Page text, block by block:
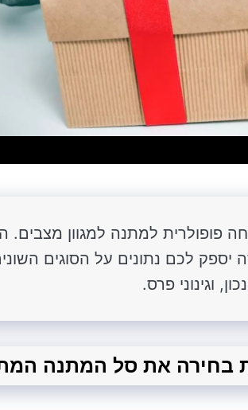
פופולרית למתנה למגוון
יספק לכם נתונים על הסוגים
וגינוני פרס.